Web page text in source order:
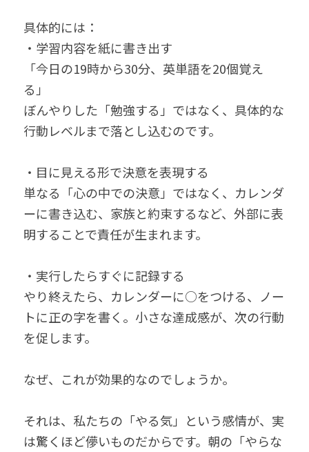
具体的には：
・学習内容を紙に書き出す
「今日の19時から30分、英単語を20個覚え
る」
ぼんやりした「勉強する」ではなく、具体的な
行動レベルまで落とし込むのです。
・目に見える形で決意を表現する
単なる「心の中での決意」ではなく、カレンダ
ーに書き込む、家族と約束するなど、外部に表
明することで責任が生まれます。
・実行したらすぐに記録する
やり終えたら、カレンダーに○をつける、ノー
トに正の字を書く。小さな達成感が、次の行動
を促します。
なぜ、これが効果的なのでしょうか。
それは、私たちの「やる気」という感情が、実
は驚くほど儚いものだからです。朝の「やらな